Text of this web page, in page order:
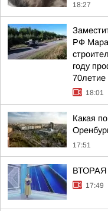
18:27
РФ
году
70летие
18:01
Какая
17:51
ВТОРАЯ
17:49